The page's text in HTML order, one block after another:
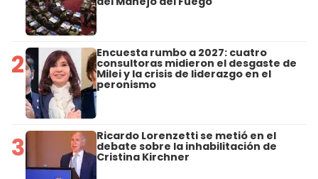
2 Encuesta rumbo a 2027: cuatro
consultoras midieron el desgaste de
Milei y la crisis de liderazgo en el
peronismo
3 Ricardo Lorenzetti se metió en el
debate sobre la inhabilitación de
Cristina Kirchner